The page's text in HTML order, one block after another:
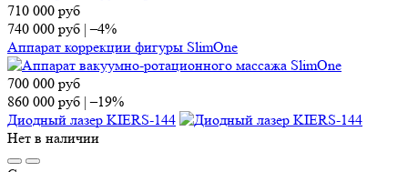
710 000 руб
740 000 руб |–4%
Аппарат коррекции фигуры SlimOne
700 000 руб
860 000 руб |–19%
Диодный лазер KIERS-144
Нет в наличии